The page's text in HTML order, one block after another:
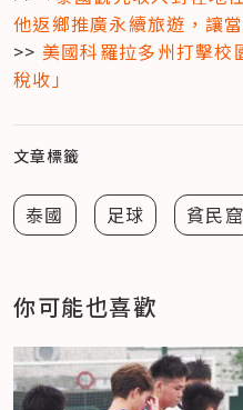
他返鄉推廣永續旅遊，讓
>> 美國科羅拉多州打擊
稅收」
文章標籤
泰國 足球 貧民窟
你可能也喜歡